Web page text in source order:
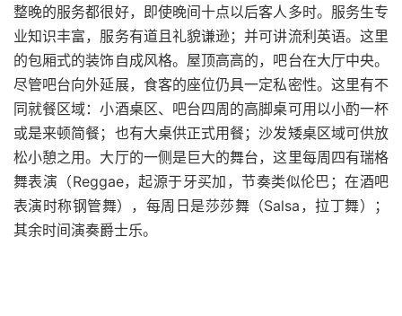
整晚的服务都很好，即使晚间十点以后客人多时。服务生专
业知识丰富，服务有道且礼貌谦逊；并可讲流利英语。这里
的包厢式的装饰自成风格。屋顶高高的，吧台在大厅中央。
尽管吧台向外延展，食客的座位仍具一定私密性。这里有不
同就餐区域：小酒桌区、吧台四周的高脚桌可用以小酌一杯
或是来顿简餐；也有大桌供正式用餐；沙发矮桌区域可供放
松小憩之用。大厅的一侧是巨大的舞台，这里每周四有瑞格
舞表演（Reggae，起源于牙买加，节奏类似伦巴；在酒吧
表演时称钢管舞），每周日是莎莎舞（Salsa，拉丁舞）；
其余时间演奏爵士乐。